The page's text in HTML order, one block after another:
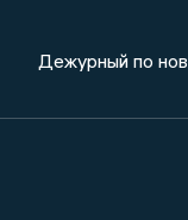
Дежурный по